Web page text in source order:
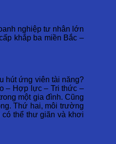
nghiệp tư nhân lớn
khắp ba miền Bắc –
hút ứng viên tài năng?
– Hợp lực – Tri thức –
một gia đình. Cũng
Thứ hai, môi trường
có thể thư giãn và khơi